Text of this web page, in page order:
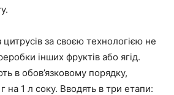
за своєю технологією не
інших фруктів або ягід.
в обов’язковому порядку,
на 1 л соку. Вводять в три етапи: